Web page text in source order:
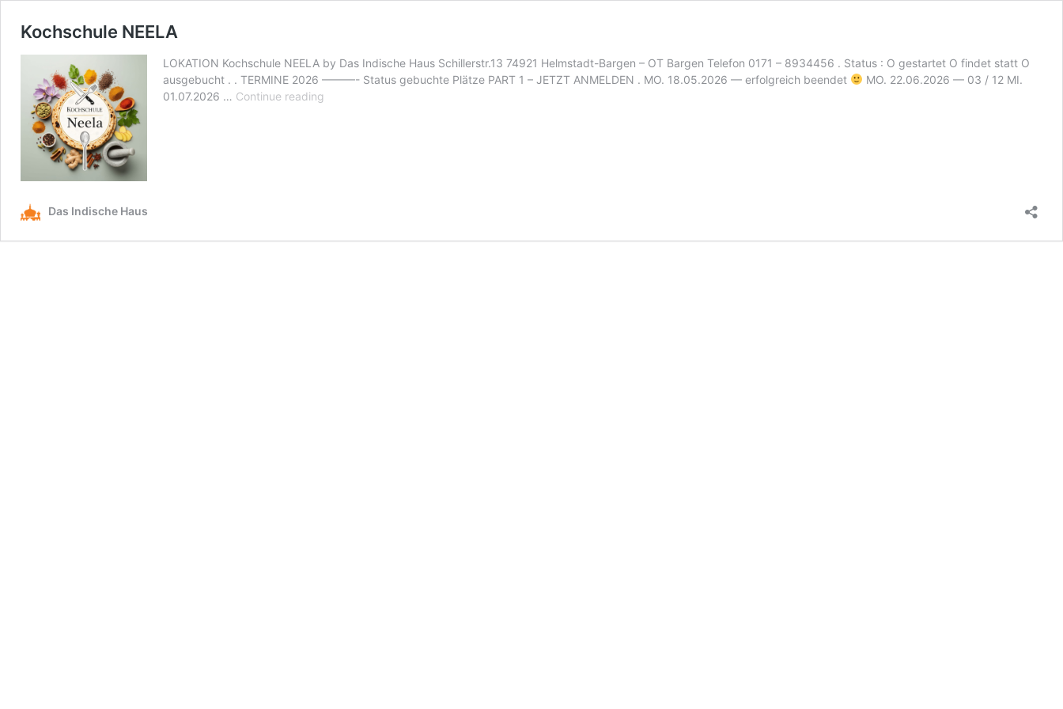
Kochschule NEELA
LOKATION Kochschule NEELA by Das Indische Haus Schillerstr.13 74921 Helmstadt-Bargen – OT Bargen Telefon 0171 – 8934456 . Status : O gestartet O findet statt O
ausgebucht . . TERMINE 2026 ———- Status gebuchte Plätze PART 1 – JETZT ANMELDEN . MO. 18.05.2026 — erfolgreich beendet
MO. 22.06.2026 — 03 / 12 MI.
01.07.2026 … Continue reading
Das Indische Haus